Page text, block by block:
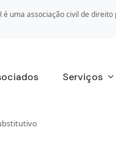
é uma associação civil de
Serviços